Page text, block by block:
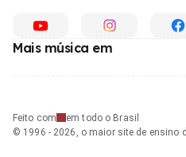
Mais música em
Feito com
em todo o Brasil
© 1996 - 2026, o maior site de ensino